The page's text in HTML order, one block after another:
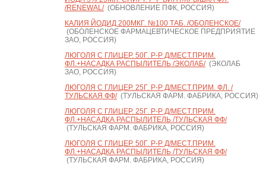
/RENEWAL/(ОБНОВЛЕНИЕ ПФК, РОССИЯ)
КАЛИЯ ЙОДИД 200МКГ. №100 ТАБ. /ОБОЛЕНСКОЕ/
(ОБОЛЕНСКОЕ ФАРМАЦЕВТИЧЕСКОЕ ПРЕДПРИЯТИЕ
ЗАО, РОССИЯ)
ЛЮГОЛЯ С ГЛИЦЕР. 50Г. Р-Р Д/МЕСТ.ПРИМ.
ФЛ.+НАСАДКА РАСПЫЛИТЕЛЬ /ЭКОЛАБ/(ЭКОЛАБ
ЗАО, РОССИЯ)
ЛЮГОЛЯ С ГЛИЦЕР. 25Г. Р-Р Д/МЕСТ.ПРИМ. ФЛ. /
ТУЛЬСКАЯ ФФ/(ТУЛЬСКАЯ ФАРМ. ФАБРИКА, РОССИЯ)
ЛЮГОЛЯ С ГЛИЦЕР. 25Г. Р-Р Д/МЕСТ.ПРИМ.
ФЛ.+НАСАДКА РАСПЫЛИТЕЛЬ /ТУЛЬСКАЯ ФФ/
(ТУЛЬСКАЯ ФАРМ. ФАБРИКА, РОССИЯ)
ЛЮГОЛЯ С ГЛИЦЕР. 50Г. Р-Р Д/МЕСТ.ПРИМ.
ФЛ.+НАСАДКА РАСПЫЛИТЕЛЬ /ТУЛЬСКАЯ ФФ/
(ТУЛЬСКАЯ ФАРМ. ФАБРИКА, РОССИЯ)